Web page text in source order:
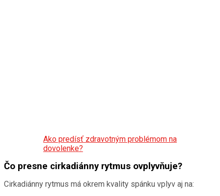
Ako predísť zdravotným problémom na
dovolenke?
Čo presne cirkadiánny rytmus ovplyvňuje?
Cirkadiánny rytmus má okrem kvality spánku vplyv aj na: